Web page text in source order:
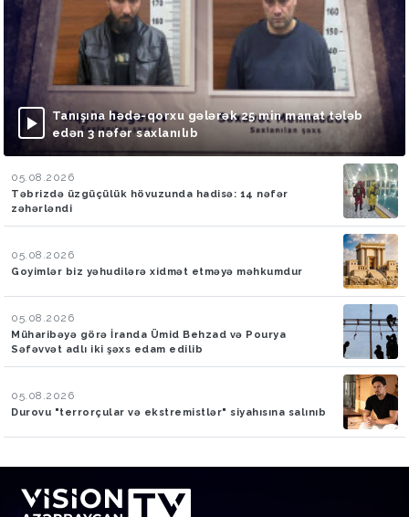
Tanışına hədə-qorxu gələrək 25 min manat tələb
edən 3 nəfər saxlanılıb
05.08.2026
Təbrizdə üzgüçülük hövuzunda hadisə: 14 nəfər
zəhərləndi
05.08.2026
Goyimlər biz yəhudilərə xidmət etməyə məhkumdur
05.08.2026
Müharibəyə görə İranda Ümid Behzad və Pourya
Səfəvvət adlı iki şəxs edam edilib
05.08.2026
Durovu "terrorçular və ekstremistlər" siyahısına salınıb